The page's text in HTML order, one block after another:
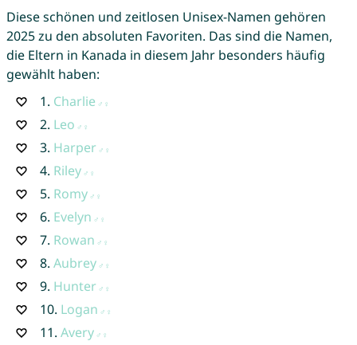
Diese schönen und zeitlosen Unisex-Namen gehören
2025 zu den absoluten Favoriten. Das sind die Namen,
die Eltern in Kanada in diesem Jahr besonders häufig
gewählt haben:
1. Charlie
2. Leo
3. Harper
4. Riley
5. Romy
6. Evelyn
7. Rowan
8. Aubrey
9. Hunter
10. Logan
11. Avery